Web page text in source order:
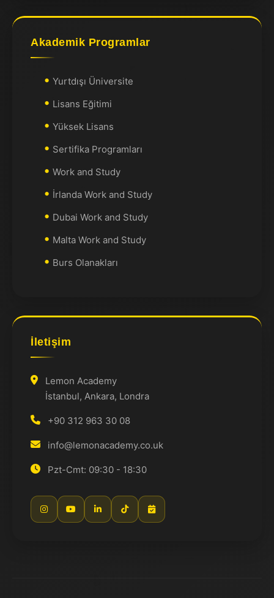
Akademik Programlar
Yurtdışı Üniversite
Lisans Eğitimi
Yüksek Lisans
Sertifika Programları
Work and Study
İrlanda Work and Study
Dubai Work and Study
Malta Work and Study
Burs Olanakları
İletişim
Lemon Academy
İstanbul, Ankara, Londra
+90 312 963 30 08
info@lemonacademy.co.uk
Pzt-Cmt: 09:30 - 18:30